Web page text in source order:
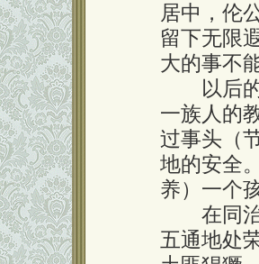
居中，伦
留下无限
大的事不
以后的
一族人的
过事头（
地的安全
养）一个
在同治
五通地处